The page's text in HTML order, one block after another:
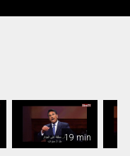
19 min